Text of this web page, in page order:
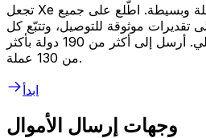
تجعل Xe التحويلات المالية الدولية سهلة وبسيطة. اطّلع على جميع
تقديرات موثوقة للتوصيل، وتتبّع كل
عملية نقل في الوقت الفعلي. أرسل إلى أكثر من 190 دولة بأكثر
من 130 عملة.
ابدأ
وجهات إرسال الأموال